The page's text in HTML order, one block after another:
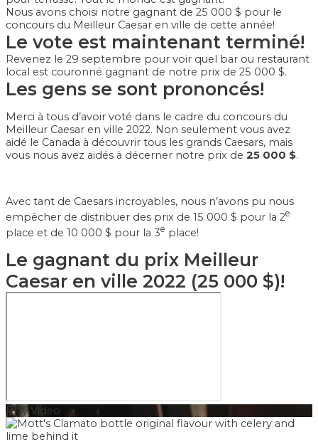
Nous avons choisi notre gagnant de 25 000 $ pour le
concours du Meilleur Caesar en ville de cette année!
Le vote est maintenant terminé!
Revenez le 29 septembre pour voir quel bar ou restaurant
local est couronné gagnant de notre prix de 25 000 $.
Les gens se sont prononcés!
Merci à tous d’avoir voté dans le cadre du concours du
Meilleur Caesar en ville 2022. Non seulement vous avez
aidé le Canada à découvrir tous les grands Caesars, mais
vous nous avez aidés à décerner notre prix de 25 000 $.
Avec tant de Caesars incroyables, nous n’avons pu nous
empêcher de distribuer des prix de 15 000 $ pour la 2e
place et de 10 000 $ pour la 3e place!
Le gagnant du prix Meilleur
Caesar en ville 2022 (25 000 $)!
Play Video